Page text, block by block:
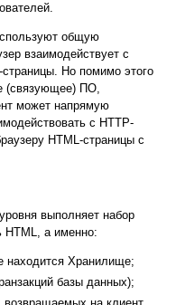
общую
взаимодействует с
Но помимо этого
(связующее) ПО,
может напрямую
с HTTP-
HTML-страницы с
выполняет набор
HTML, а именно:
находится Хранилище;
базы данных);